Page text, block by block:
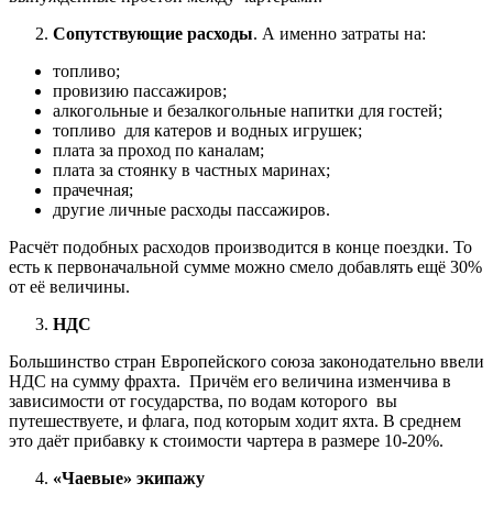
Сопутствующие расходы. А именно затраты на:
топливо;
провизию пассажиров;
алкогольные и безалкогольные напитки для гостей;
топливо для катеров и водных игрушек;
плата за проход по каналам;
плата за стоянку в частных маринах;
прачечная;
другие личные расходы пассажиров.
Расчёт подобных расходов производится в конце поездки. То
есть к первоначальной сумме можно смело добавлять ещё 30%
от её величины.
НДС
Большинство стран Европейского союза законодательно ввели
НДС на сумму фрахта. Причём его величина изменчива в
зависимости от государства, по водам которого вы
путешествуете, и флага, под которым ходит яхта. В среднем
это даёт прибавку к стоимости чартера в размере 10-20%.
«Чаевые» экипажу